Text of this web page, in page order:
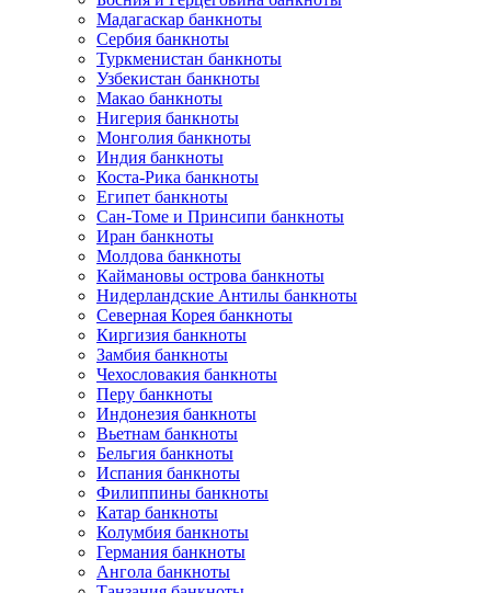
Мадагаскар банкноты
Сербия банкноты
Туркменистан банкноты
Узбекистан банкноты
Макао банкноты
Нигерия банкноты
Монголия банкноты
Индия банкноты
Коста-Рика банкноты
Египет банкноты
Сан-Томе и Принсипи банкноты
Иран банкноты
Молдова банкноты
Каймановы острова банкноты
Нидерландские Антилы банкноты
Северная Корея банкноты
Киргизия банкноты
Замбия банкноты
Чехословакия банкноты
Перу банкноты
Индонезия банкноты
Вьетнам банкноты
Бельгия банкноты
Испания банкноты
Филиппины банкноты
Катар банкноты
Колумбия банкноты
Германия банкноты
Ангола банкноты